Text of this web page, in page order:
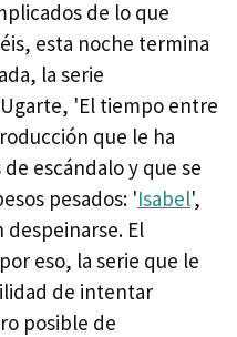
de lo que
esta noche termina
la serie
'El tiempo entre
que le ha
escándalo y que se
pesados: 'Isabel',
despeinarse. El
eso, la serie que le
de intentar
posible de